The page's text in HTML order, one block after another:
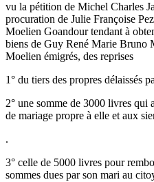
vu la pétition de Michel Charles
procuration de Julie Françoise
Moelien Goandour tendant à
biens de Guy René Marie Bruno
Moelien émigrés, des reprises
1° du tiers des propres délaissés
2° une somme de 3000 livres qui
de mariage propre à elle et aux
.
3° celle de 5000 livres pour
sommes dues par son mari au